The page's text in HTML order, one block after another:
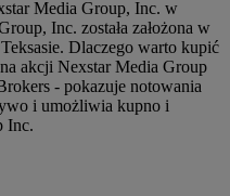
Media Group, Inc. w
Inc. została założona w
Dlaczego warto kupić
akcji Nexstar Media Group
- pokazuje notowania
i umożliwia kupno i
Inc.